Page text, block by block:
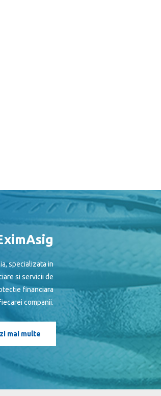
specializata in
si servicii de
financiara
companii.
mai multe